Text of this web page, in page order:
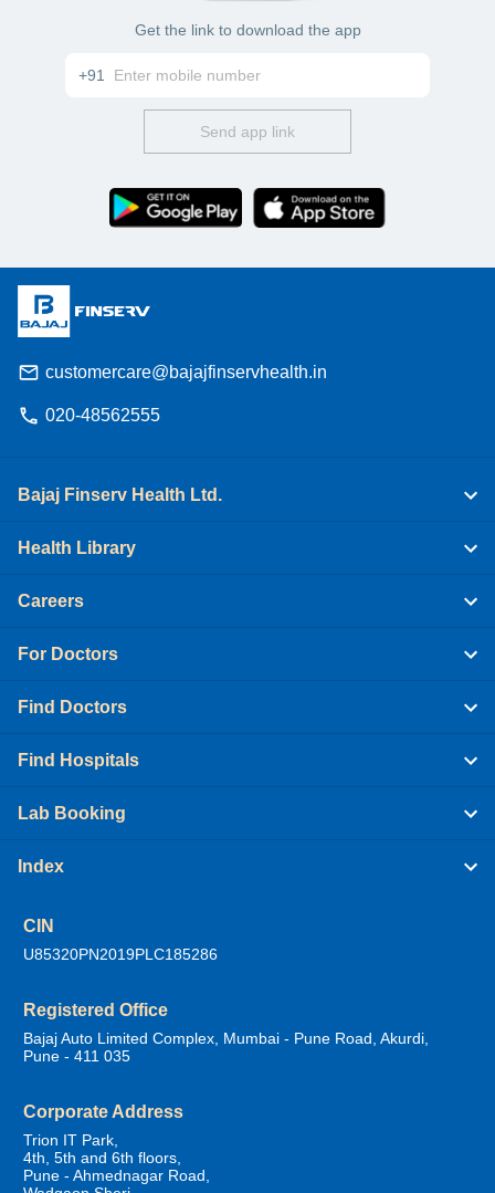
Get the link to download the app
+91
Send app link
customercare@bajajfinservhealth.in
020-48562555
Bajaj Finserv Health Ltd.
Health Library
Careers
For Doctors
Find Doctors
Find Hospitals
Lab Booking
Index
CIN
U85320PN2019PLC185286
Registered Office
Bajaj Auto Limited Complex, Mumbai - Pune Road, Akurdi,
Pune - 411 035
Corporate Address
Trion IT Park,
4th, 5th and 6th floors,
Pune - Ahmednagar Road,